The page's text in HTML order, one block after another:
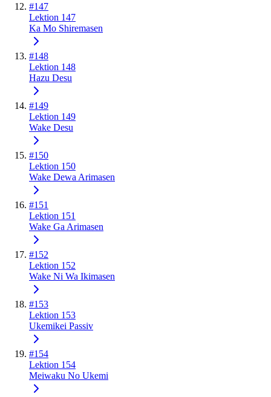
#147
Lektion 147
Ka Mo Shiremasen
#148
Lektion 148
Hazu Desu
#149
Lektion 149
Wake Desu
#150
Lektion 150
Wake Dewa Arimasen
#151
Lektion 151
Wake Ga Arimasen
#152
Lektion 152
Wake Ni Wa Ikimasen
#153
Lektion 153
Ukemikei Passiv
#154
Lektion 154
Meiwaku No Ukemi